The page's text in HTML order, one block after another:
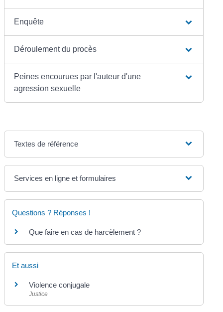
Enquête
Déroulement du procès
Peines encourues par l'auteur d'une
agression sexuelle
Textes de référence
Services en ligne et formulaires
Questions ? Réponses !
Que faire en cas de harcèlement ?
Et aussi
Violence conjugale
Justice